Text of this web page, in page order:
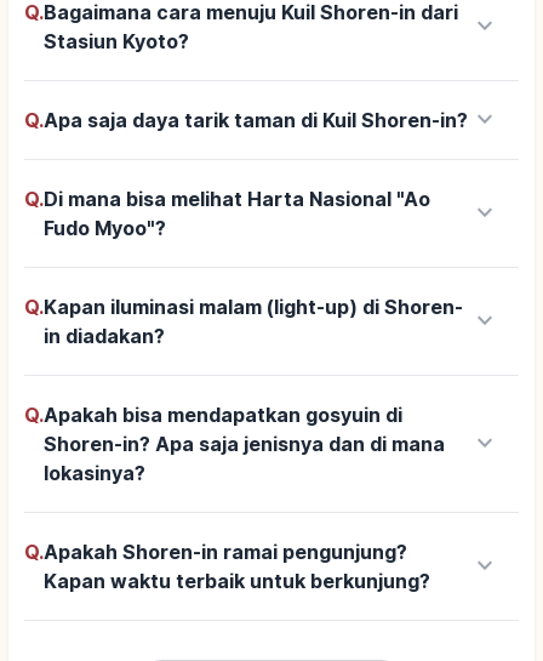
Q.Bagaimana cara menuju Kuil Shoren-in dari
Stasiun Kyoto?
keyboard_arrow_down
Q.Apa saja daya tarik taman di Kuil Shoren-in? keyboard_arrow_down
Q.Di mana bisa melihat Harta Nasional "Ao
Fudo Myoo"?
keyboard_arrow_down
Q.Kapan iluminasi malam (light-up) di Shoren-
in diadakan?
keyboard_arrow_down
Q.Apakah bisa mendapatkan gosyuin di
Shoren-in? Apa saja jenisnya dan di mana
lokasinya?
keyboard_arrow_down
Q.Apakah Shoren-in ramai pengunjung?
Kapan waktu terbaik untuk berkunjung?
keyboard_arrow_down